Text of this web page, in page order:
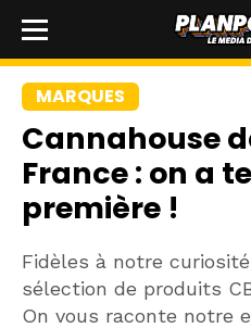
MARQUES
Cannahouse
France : on a
première !
Fidèles à notre
sélection de produits
On vous raconte notre